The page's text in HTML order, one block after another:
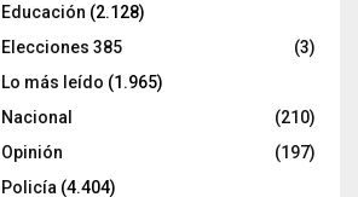
Educación (2.128)
Elecciones 385
(3)
Lo más leído (1.965)
Nacional
(210)
Opinión
(197)
Policía (4.404)